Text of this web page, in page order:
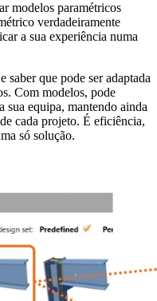
modelos paramétricos
verdadeiramente
a sua experiência numa
saber que pode ser adaptada
Com modelos, pode
sua equipa, mantendo ainda
cada projeto. É eficiência,
só solução.